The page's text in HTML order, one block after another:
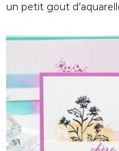
un petit gout